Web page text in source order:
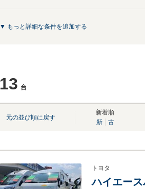
▼ もっと詳細な条件を追加する
13 台
元の並び順に戻す
新着順
新
古
トヨタ
ハイエー